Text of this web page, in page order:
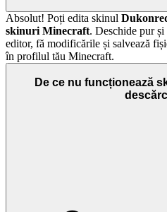
Absolut! Poți edita skinul
skinuri Minecraft. Deschide pur
editor, fă modificările și salvează
în profilul tău Minecraft.
De ce nu funcționează